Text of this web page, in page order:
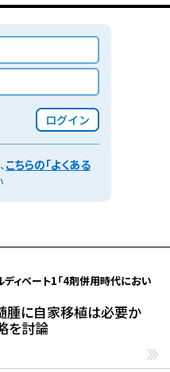
ログイン
こちらの「よくある
ディベート1「4剤併用時代におい
腫に自家移植は必要か
を討論